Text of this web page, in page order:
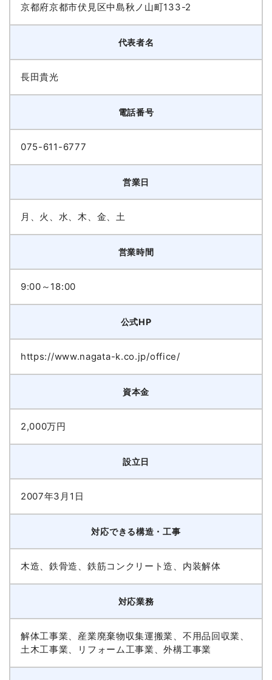
京都府京都市伏見区中島秋ノ山町133-2
代表者名
長田貴光
電話番号
075-611-6777
営業日
月、火、水、木、金、土
営業時間
9:00～18:00
公式HP
https://www.nagata-k.co.jp/office/
資本金
2,000万円
設立日
2007年3月1日
対応できる構造・工事
木造、鉄骨造、鉄筋コンクリート造、内装解体
対応業務
解体工事業、産業廃棄物収集運搬業、不用品回収業、
土木工事業、リフォーム工事業、外構工事業